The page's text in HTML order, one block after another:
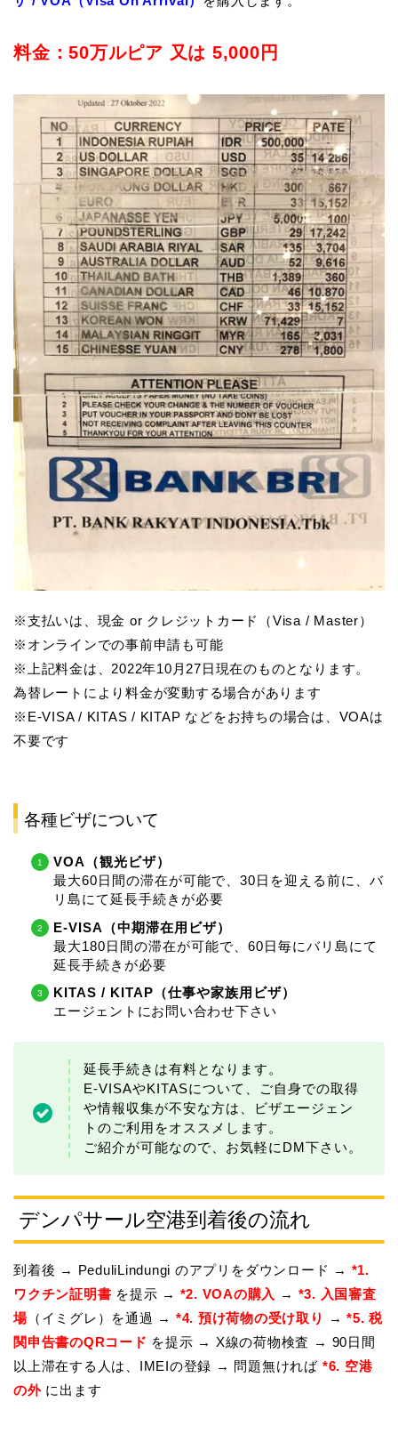
料金：50万ルピア 又は 5,000円
※支払いは、現金 or クレジットカード（Visa / Master）
※オンラインでの事前申請も可能
※上記料金は、2022年10月27日現在のものとなります。
為替レートにより料金が変動する場合があります
※E-VISA / KITAS / KITAP などをお持ちの場合は、VOAは
不要です
各種ビザについて
VOA（観光ビザ）
最大60日間の滞在が可能で、30日を迎える前に、バ
リ島にて延長手続きが必要
E-VISA（中期滞在用ビザ）
最大180日間の滞在が可能で、60日毎にバリ島にて
延長手続きが必要
KITAS / KITAP（仕事や家族用ビザ）
エージェントにお問い合わせ下さい
延長手続きは有料となります。
E-VISAやKITASについて、ご自身での取得
や情報収集が不安な方は、ビザエージェン
トのご利用をオススメします。
ご紹介が可能なので、お気軽にDM下さい。
デンパサール空港到着後の流れ
到着後 → PeduliLindungi のアプリをダウンロード → *1.
ワクチン証明書 を提示 → *2. VOAの購入 → *3. 入国審査
場（イミグレ）を通過 → *4. 預け荷物の受け取り →*5. 税
関申告書のQRコード を提示 → X線の荷物検査 → 90日間
以上滞在する人は、IMEIの登録 → 問題無ければ *6. 空港
の外 に出ます